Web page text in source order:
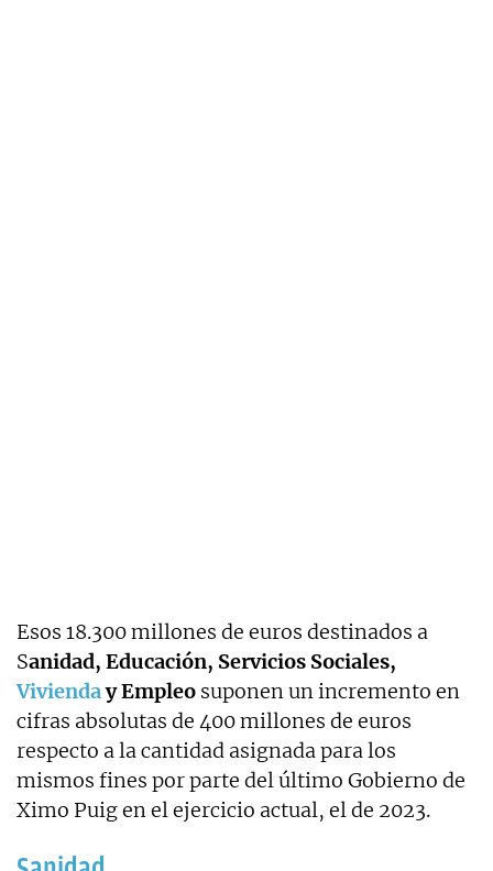
Esos 18.300 millones de euros destinados a
Sanidad, Educación, Servicios Sociales,
Vivienday Empleo suponen un incremento en
cifras absolutas de 400 millones de euros
respecto a la cantidad asignada para los
mismos fines por parte del último Gobierno de
Ximo Puig en el ejercicio actual, el de 2023.